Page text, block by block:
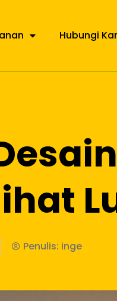
Hubungi
Penulis: inge